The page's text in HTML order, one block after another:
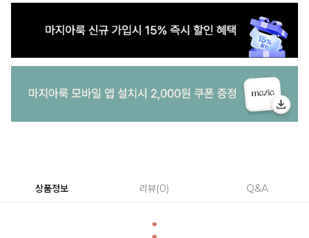
상품정보 리뷰 0 Q&A
*